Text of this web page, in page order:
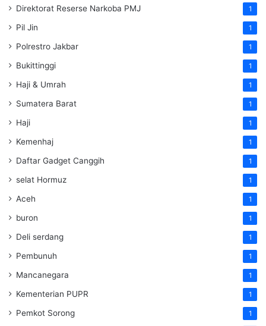
Direktorat Reserse Narkoba PMJ 1
Pil Jin 1
Polrestro Jakbar 1
Bukittinggi 1
Haji & Umrah 1
Sumatera Barat 1
Haji 1
Kemenhaj 1
Daftar Gadget Canggih 1
selat Hormuz 1
Aceh 1
buron 1
Deli serdang 1
Pembunuh 1
Mancanegara 1
Kementerian PUPR 1
Pemkot Sorong 1